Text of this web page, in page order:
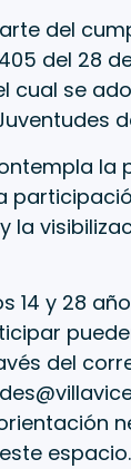
del
del 28
cual se
la
la
14 y 28
del
espacio.